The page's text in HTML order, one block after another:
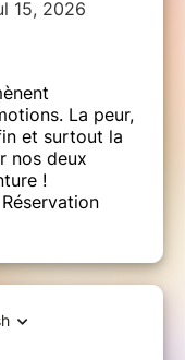
15, 2026
La peur,
et surtout la
nos deux
!